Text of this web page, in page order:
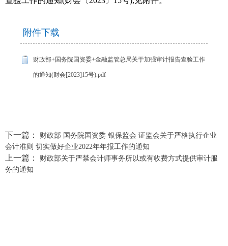
附件下载
财政部+国务院国资委+金融监管总局关于加强审计报告查验工作
的通知(财会[2023]15号).pdf
下一篇：
财政部 国务院国资委 银保监会 证监会关于严格执行企业
会计准则 切实做好企业2022年年报工作的通知
上一篇：
财政部关于严禁会计师事务所以或有收费方式提供审计服
务的通知